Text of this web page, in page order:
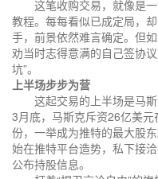
这笔收购交易，就像是一
教程。每每看似已成定局，
手，前景依然难言确定。但
劝当时志得意满的自己签协
坑”。
上半场步步为营
这起交易的上半场是马斯
3月底，马斯克斥资26亿美
份，一举成为推特的最大股
始在推特平台造势，私下接
公布持股信息。